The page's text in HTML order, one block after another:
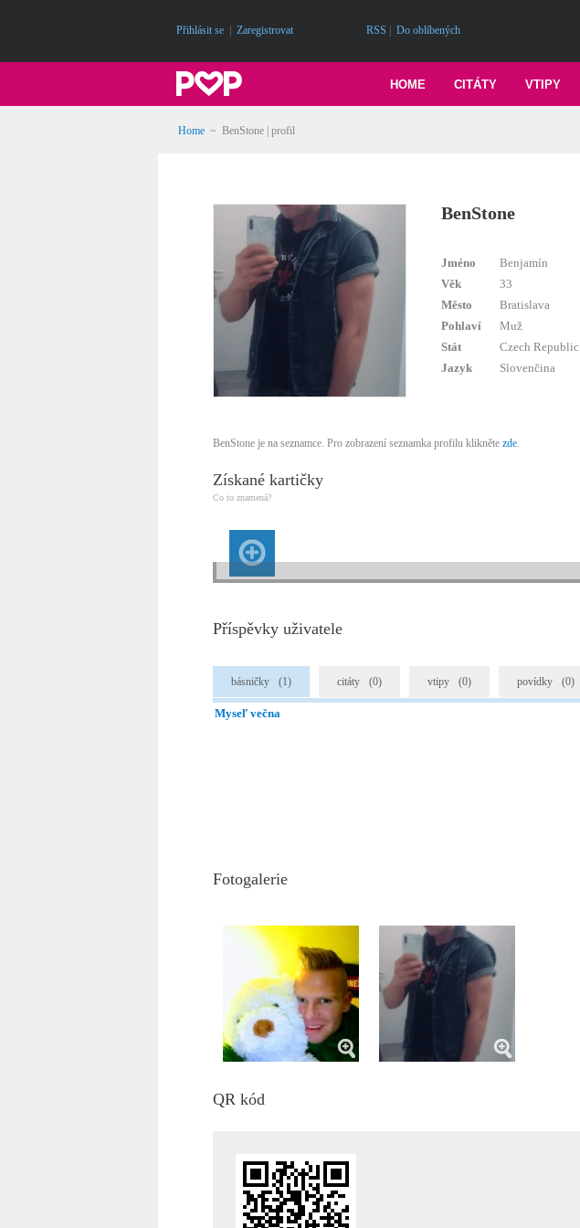
Přihlásit se Zaregistrovat RSS Do oblíbených
VTIPY
CITÁTY
HOME
Home ~ BenStone | profil
BenStone
Jméno
Benjamín
Věk
33
Město
Bratislava
Pohlaví
Muž
Stát
Czech Republic
Jazyk
Slovenčina
BenStone je na seznamce. Pro zobrazení seznamka profilu klikněte zde.
Získané kartičky
Co to znamená?
Příspěvky uživatele
básničky (1) citáty (0) vtipy (0) povídky (0)
Myseľ večna
Fotogalerie
QR kód